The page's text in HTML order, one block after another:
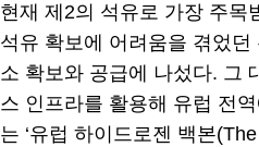
현재 제2의 석유로 가장 주목
석유 확보에 어려움을 겪었
소 확보와 공급에 나섰다. 그
스 인프라를 활용해 유럽 전
는 ‘유럽 하이드로젠 백본